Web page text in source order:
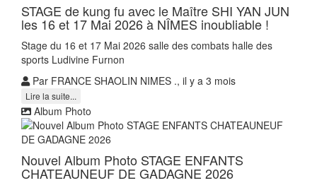
STAGE de kung fu avec le Maître SHI YAN JUN
les 16 et 17 Mai 2026 à NÎMES inoubliable !
Stage du 16 et 17 Mai 2026 salle des combats halle des
sports Ludivine Furnon
Par FRANCE SHAOLIN NIMES ., il y a 3 mois
Lire la suite...
Album Photo
Nouvel Album Photo STAGE ENFANTS
CHATEAUNEUF DE GADAGNE 2026